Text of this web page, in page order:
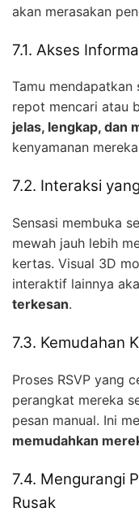
akan merasakan
7.1. Akses
Tamu
repot mencari atau
jelas, lengkap, dan
kenyamanan
7.2. Interaksi
Sensasi membuka
mewah jauh lebih
kertas. Visual 3D
interaktif lainnya
terkesan.
7.3. Kemudahan
Proses RSVP yang
perangkat mereka
pesan manual. Ini
memudahkan
7.4. Mengurangi
Rusak